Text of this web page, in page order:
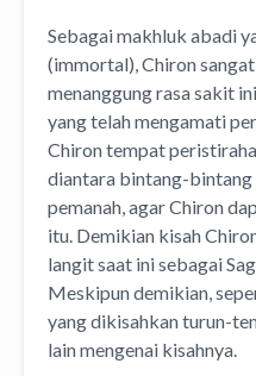
Sebagai makhluk abadi
(immortal), Chiron
menanggung rasa sakit
yang telah mengamati
Chiron tempat
diantara bintang-bintang
pemanah, agar Chiron
itu. Demikian kisah
langit saat ini sebagai
Meskipun demikian,
yang dikisahkan turun-
lain mengenai kisahnya.